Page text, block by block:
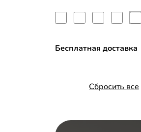
Бесплатная доставка
Сбросить все